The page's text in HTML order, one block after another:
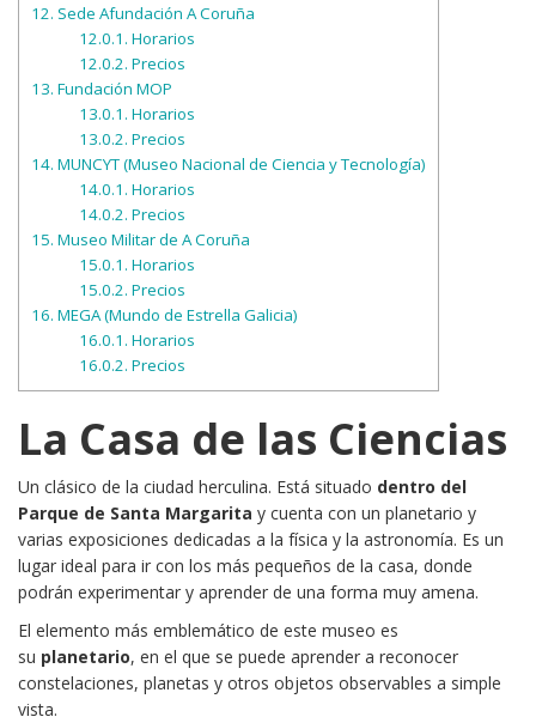
12. Sede Afundación A Coruña
12.0.1. Horarios
12.0.2. Precios
13. Fundación MOP
13.0.1. Horarios
13.0.2. Precios
14. MUNCYT (Museo Nacional de Ciencia y Tecnología)
14.0.1. Horarios
14.0.2. Precios
15. Museo Militar de A Coruña
15.0.1. Horarios
15.0.2. Precios
16. MEGA (Mundo de Estrella Galicia)
16.0.1. Horarios
16.0.2. Precios
La Casa de las Ciencias
Un clásico de la ciudad herculina. Está situado dentro del
Parque de Santa Margarita y cuenta con un planetario y
varias exposiciones dedicadas a la física y la astronomía. Es un
lugar ideal para ir con los más pequeños de la casa, donde
podrán experimentar y aprender de una forma muy amena.
El elemento más emblemático de este museo es
su planetario, en el que se puede aprender a reconocer
constelaciones, planetas y otros objetos observables a simple
vista.